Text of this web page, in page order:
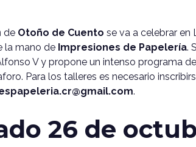
de Otoño de Cuento se va a celebrar en
la mano de Impresiones de Papelería.
V y propone un intenso programa
Para los talleres es necesario
.
26 de